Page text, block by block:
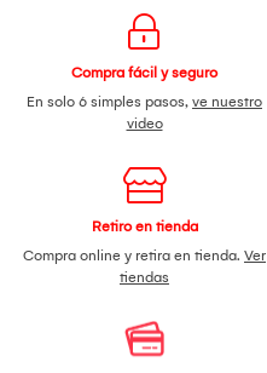
Compra fácil y seguro
En solo 6 simples pasos, ve nuestro
video
Retiro en tienda
Compra online y retira en tienda. Ver
tiendas